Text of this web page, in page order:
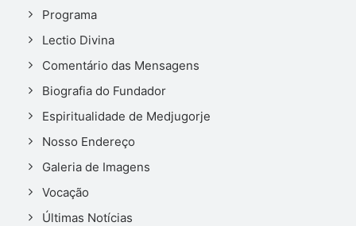
Programa
Lectio Divina
Comentário das Mensagens
Biografia do Fundador
Espiritualidade de Medjugorje
Nosso Endereço
Galeria de Imagens
Vocação
Últimas Notícias